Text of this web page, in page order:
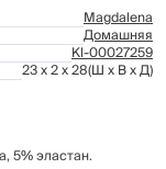
Magdalena
Домашняя
Kl-00027259
23 x 2 x 28(Ш x В x Д)
5% эластан.